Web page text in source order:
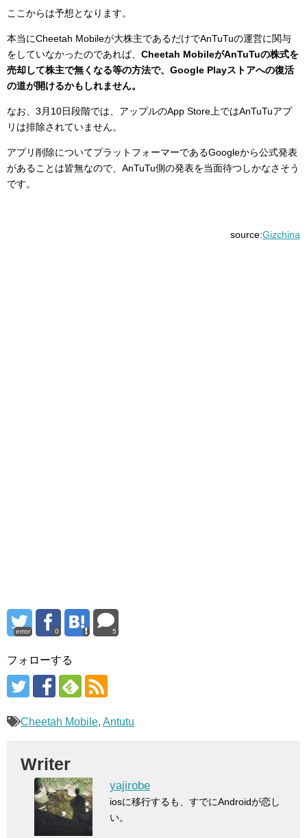
ここからは予想となります。
本当にCheetah Mobileが大株主であるだけでAnTuTuの運営に関与
をしていなかったのであれば、 Cheetah MobileがAnTuTuの株式を
売却して株主で無くなる等の方法で、Google Playストアへの復活
の道が開けるかもしれません。
なお、3月10日段階では、アップルのApp Store上ではAnTuTuアプ
リは排除されていません。
アプリ削除についてプラットフォーマーであるGoogleから公式発表
があることは皆無なので、AnTuTu側の発表を当面待つしかなさそう
です。
source:Gizchina
error 0 5
フォローする
Cheetah Mobile, Antutu
Writer
yajirobe
iosに移行するも、すでにAndroidが恋し
い。